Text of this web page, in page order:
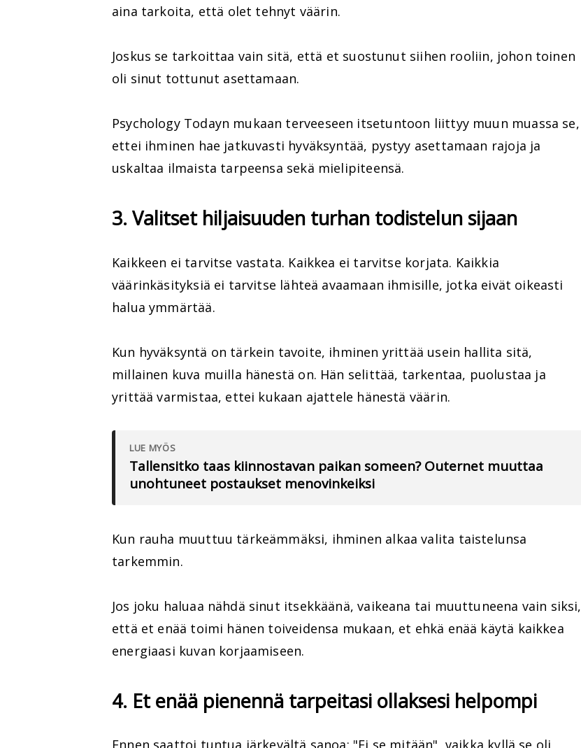
aina tarkoita, että olet tehnyt väärin.
Joskus se tarkoittaa vain sitä, että et suostunut siihen rooliin, johon toinen
oli sinut tottunut asettamaan.
Psychology Todayn mukaan terveeseen itsetuntoon liittyy muun muassa se,
ettei ihminen hae jatkuvasti hyväksyntää, pystyy asettamaan rajoja ja
uskaltaa ilmaista tarpeensa sekä mielipiteensä.
3. Valitset hiljaisuuden turhan todistelun sijaan
Kaikkeen ei tarvitse vastata. Kaikkea ei tarvitse korjata. Kaikkia
väärinkäsityksiä ei tarvitse lähteä avaamaan ihmisille, jotka eivät oikeasti
halua ymmärtää.
Kun hyväksyntä on tärkein tavoite, ihminen yrittää usein hallita sitä,
millainen kuva muilla hänestä on. Hän selittää, tarkentaa, puolustaa ja
yrittää varmistaa, ettei kukaan ajattele hänestä väärin.
LUE MYÖS
Tallensitko taas kiinnostavan paikan someen? Outernet muuttaa
unohtuneet postaukset menovinkeiksi
Kun rauha muuttuu tärkeämmäksi, ihminen alkaa valita taistelunsa
tarkemmin.
Jos joku haluaa nähdä sinut itsekkäänä, vaikeana tai muuttuneena vain siksi,
että et enää toimi hänen toiveidensa mukaan, et ehkä enää käytä kaikkea
energiaasi kuvan korjaamiseen.
4. Et enää pienennä tarpeitasi ollaksesi helpompi
Ennen saattoi tuntua järkevältä sanoa: "Ei se mitään", vaikka kyllä se oli